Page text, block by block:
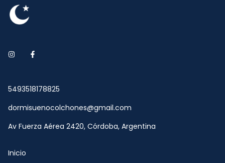
5493518178825
dormisuenocolchones@gmail.com
Av Fuerza Aérea 2420, Córdoba, Argentina
Inicio